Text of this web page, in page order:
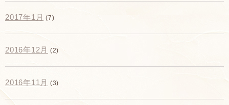
2017年1月 (7)
2016年12月 (2)
2016年11月 (3)